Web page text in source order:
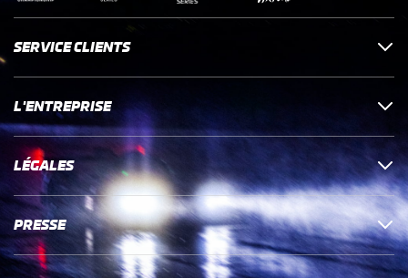
SERVICE CLIENTS
L'ENTREPRISE
LÉGALES
PRESSE